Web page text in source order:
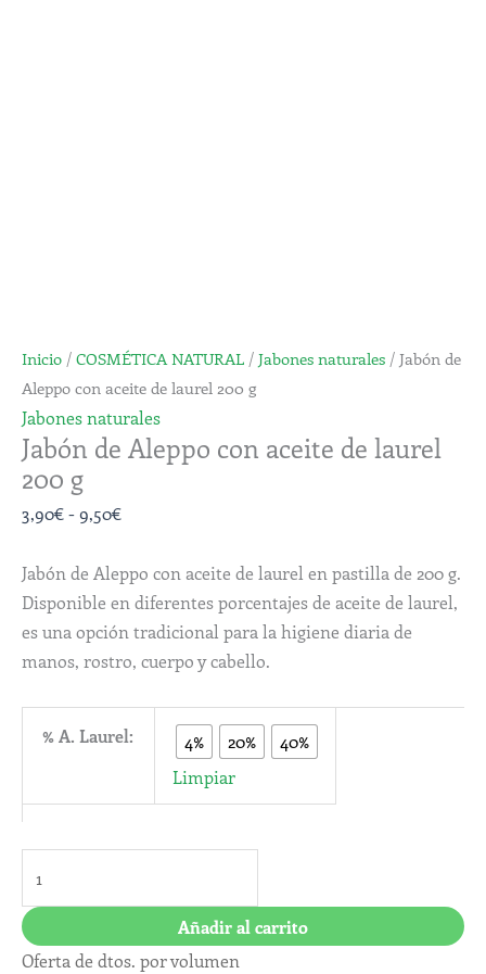
Inicio / COSMÉTICA NATURAL / Jabones naturales / Jabón de
Aleppo con aceite de laurel 200 g
Jabones naturales
Jabón de Aleppo con aceite de laurel
200 g
3,90€-9,50€
Jabón de Aleppo con aceite de laurel en pastilla de 200 g.
Disponible en diferentes porcentajes de aceite de laurel,
es una opción tradicional para la higiene diaria de
manos, rostro, cuerpo y cabello.
% A. Laurel: 4% 20% 40%
Limpiar
Añadir al carrito
Oferta de dtos. por volumen